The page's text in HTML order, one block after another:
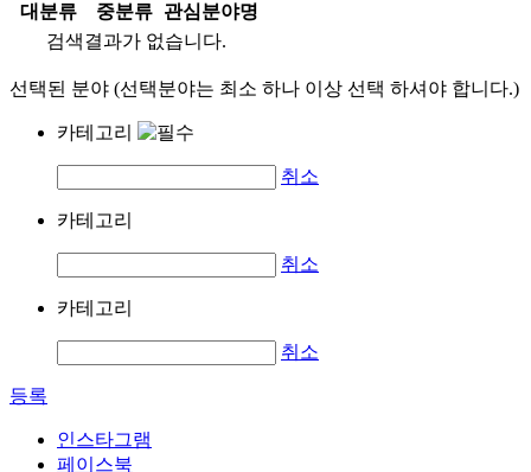
대분류
중분류
관심분야명
검색결과가 없습니다.
선택된 분야 (선택분야는 최소 하나 이상 선택 하셔야 합니다.)
카테고리
취소
카테고리
취소
카테고리
취소
등록
인스타그램
페이스북